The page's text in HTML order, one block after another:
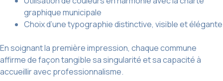
graphique municipale
Choix d’une typographie distinctive, visible et élégante
En soignant la première impression, chaque commune
affirme de façon tangible sa singularité et sa capacité à
accueillir avec professionnalisme.